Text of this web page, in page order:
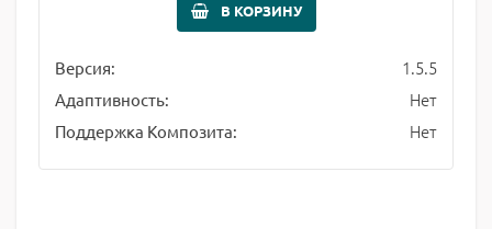
В КОРЗИНУ
Версия: 1.5.5
Адаптивность: Нет
Поддержка Композита: Нет